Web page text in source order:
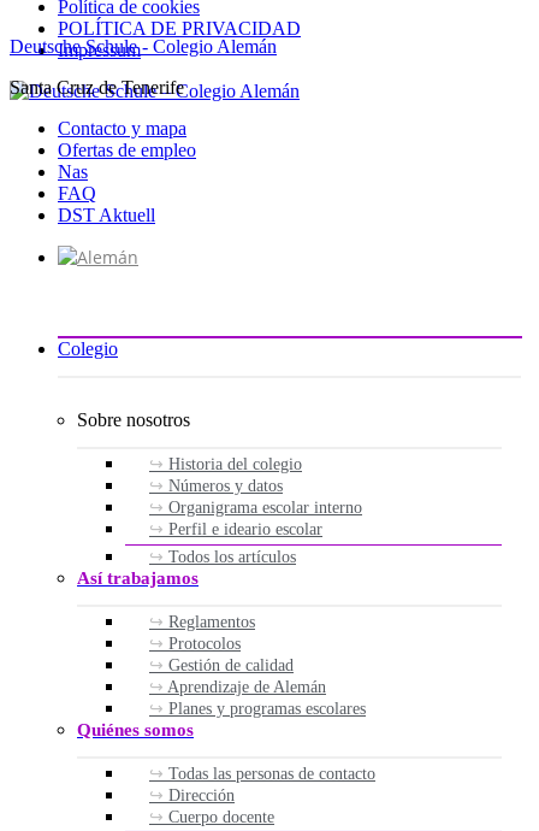
Política de cookies
POLÍTICA DE PRIVACIDAD
Impressum
Ir
contenido
Deutsche Schule - Colegio Alemán
Santa Cruz de Tenerife
Contacto y mapa
Ofertas de empleo
Nas
FAQ
DST Aktuell
Colegio
Sobre nosotros
Historia del colegio
Números y datos
Organigrama escolar interno
Perfil e ideario escolar
Todos los artículos
Así trabajamos
Reglamentos
Protocolos
Gestión de calidad
Aprendizaje de Alemán
Planes y programas escolares
Quiénes somos
Todas las personas de contacto
Dirección
Cuerpo docente